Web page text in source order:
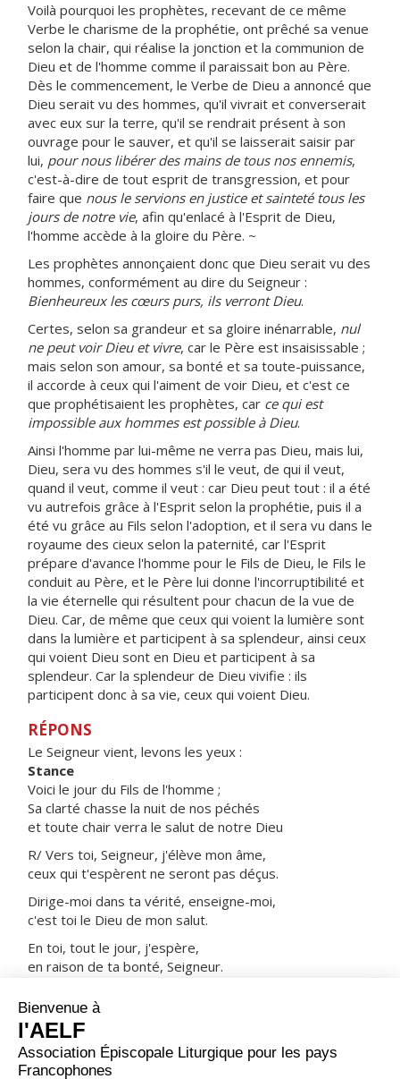
Voilà pourquoi les prophètes, recevant de ce même
Verbe le charisme de la prophétie, ont prêché sa venue
selon la chair, qui réalise la jonction et la communion de
Dieu et de l'homme comme il paraissait bon au Père.
Dès le commencement, le Verbe de Dieu a annoncé que
Dieu serait vu des hommes, qu'il vivrait et converserait
avec eux sur la terre, qu'il se rendrait présent à son
ouvrage pour le sauver, et qu'il se laisserait saisir par
lui, pour nous libérer des mains de tous nos ennemis,
c'est-à-dire de tout esprit de transgression, et pour
faire que nous le servions en justice et sainteté tous les
jours de notre vie, afin qu'enlacé à l'Esprit de Dieu,
l'homme accède à la gloire du Père. ~
Les prophètes annonçaient donc que Dieu serait vu des
hommes, conformément au dire du Seigneur :
Bienheureux les cœurs purs, ils verront Dieu.
Certes, selon sa grandeur et sa gloire inénarrable, nul
ne peut voir Dieu et vivre, car le Père est insaisissable ;
mais selon son amour, sa bonté et sa toute-puissance,
il accorde à ceux qui l'aiment de voir Dieu, et c'est ce
que prophétisaient les prophètes, car ce qui est
impossible aux hommes est possible à Dieu.
Ainsi l'homme par lui-même ne verra pas Dieu, mais lui,
Dieu, sera vu des hommes s'il le veut, de qui il veut,
quand il veut, comme il veut : car Dieu peut tout : il a été
vu autrefois grâce à l'Esprit selon la prophétie, puis il a
été vu grâce au Fils selon l'adoption, et il sera vu dans le
royaume des cieux selon la paternité, car l'Esprit
prépare d'avance l'homme pour le Fils de Dieu, le Fils le
conduit au Père, et le Père lui donne l'incorruptibilité et
la vie éternelle qui résultent pour chacun de la vue de
Dieu. Car, de même que ceux qui voient la lumière sont
dans la lumière et participent à sa splendeur, ainsi ceux
qui voient Dieu sont en Dieu et participent à sa
splendeur. Car la splendeur de Dieu vivifie : ils
participent donc à sa vie, ceux qui voient Dieu.
RÉPONS
Le Seigneur vient, levons les yeux :
Stance
Voici le jour du Fils de l'homme ;
Sa clarté chasse la nuit de nos péchés
et toute chair verra le salut de notre Dieu
R/ Vers toi, Seigneur, j'élève mon âme,
ceux qui t'espèrent ne seront pas déçus.
Dirige-moi dans ta vérité, enseigne-moi,
c'est toi le Dieu de mon salut.
En toi, tout le jour, j'espère,
en raison de ta bonté, Seigneur.
de ton amour, car ils sont de toujours.
ORAISON
Nous t’en prions, Dieu tout-puissant, que les fêtes